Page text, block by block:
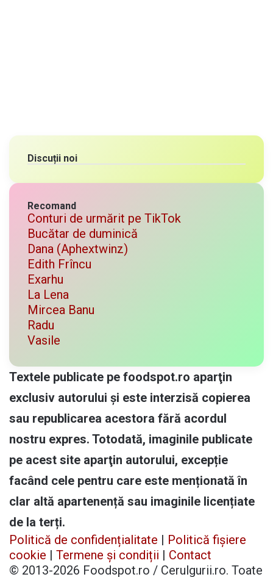
Discuții noi
Recomand
Conturi de urmărit pe TikTok
Bucătar de duminică
Dana (Aphextwinz)
Edith Frîncu
Exarhu
La Lena
Mircea Banu
Radu
Vasile
Textele publicate pe foodspot.ro aparţin
exclusiv autorului și este interzisă copierea
sau republicarea acestora fără acordul
nostru expres. Totodată, imaginile publicate
pe acest site aparţin autorului, excepție
facând cele pentru care este menționată în
clar altă apartenență sau imaginile licențiate
de la terți.
Politică de confidențialitate | Politică fișiere
cookie | Termene și condiții | Contact
© 2013-2026 Foodspot.ro / Cerulgurii.ro. Toate